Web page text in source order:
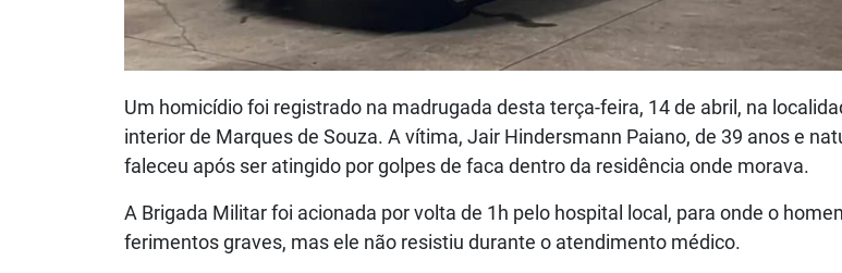
Um homicídio foi registrado na madrugada desta terça-feira, 14 de abril, na
interior de Marques de Souza. A vítima, Jair Hindersmann Paiano, de 39 anos e
faleceu após ser atingido por golpes de faca dentro da residência onde morava.
A Brigada Militar foi acionada por volta de 1h pelo hospital local, para onde o
ferimentos graves, mas ele não resistiu durante o atendimento médico.